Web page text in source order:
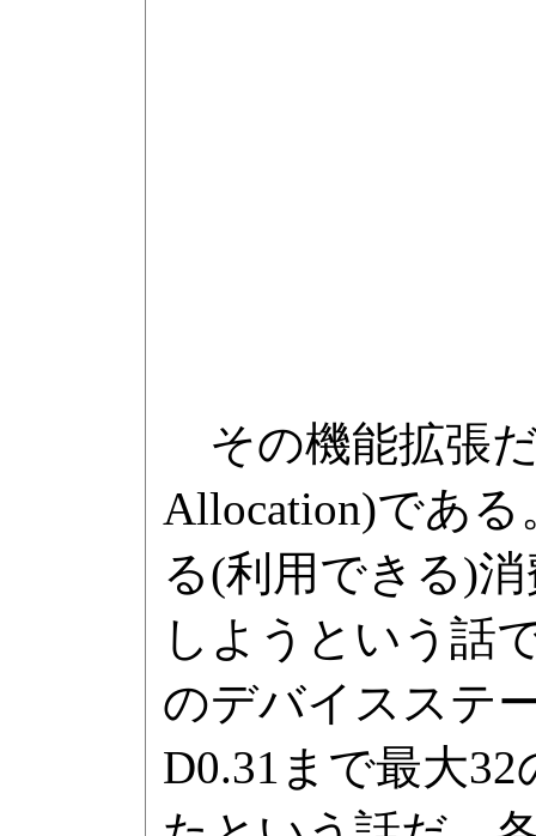
その機能拡張だ
Allocation)である
る(利用できる)
しようという話
のデバイスステ
D0.31まで最大